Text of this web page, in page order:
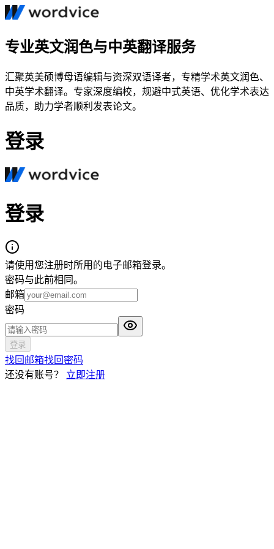
专业英文润色与中英翻译服务
汇聚英美硕博母语编辑与资深双语译者，专精学术英文润色、
中英学术翻译。专家深度编校，规避中式英语、优化学术表达
品质，助力学者顺利发表论文。
登录
登录
请使用您注册时所用的电子邮箱登录。
密码与此前相同。
邮箱
密码
登录
找回邮箱找回密码
还没有账号？
立即注册